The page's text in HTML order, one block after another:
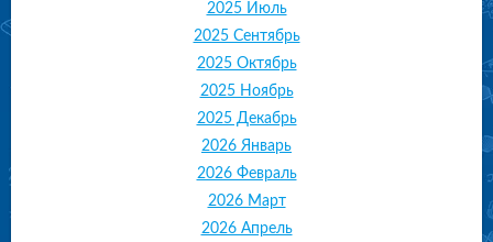
2025 Июль
2025 Сентябрь
2025 Октябрь
2025 Ноябрь
2025 Декабрь
2026 Январь
2026 Февраль
2026 Март
2026 Апрель